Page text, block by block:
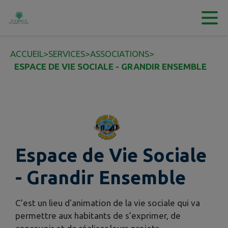
Contenu
ACCUEIL>SERVICES>ASSOCIATIONS>
ESPACE DE VIE SOCIALE - GRANDIR ENSEMBLE
Espace de Vie Sociale
- Grandir Ensemble
C’est un lieu d'animation de la vie sociale qui va
permettre aux habitants de s’exprimer, de